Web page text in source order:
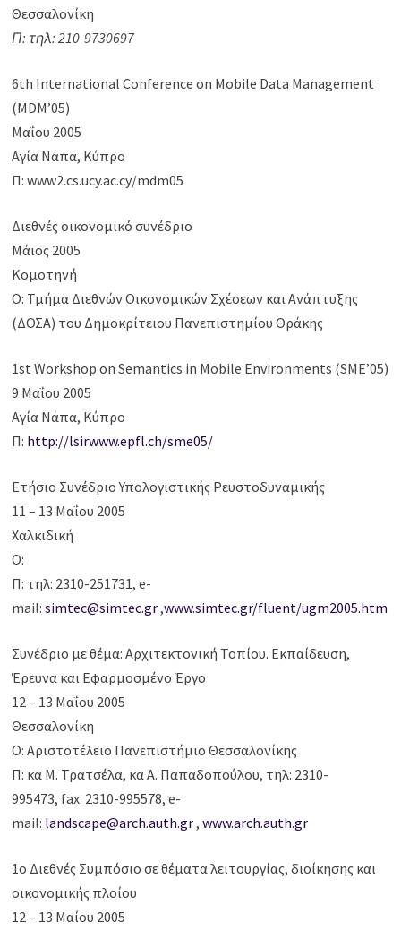
Θεσσαλονίκη
Π: τηλ: 210-9730697
6th International Conference on Mobile Data Management
(MDM’05)
Μαΐου 2005
Αγία Νάπα, Κύπρο
Π: www2.cs.ucy.ac.cy/mdm05
Διεθνές οικονομικό συνέδριο
Μάιος 2005
Κομοτηνή
Ο: Τμήμα Διεθνών Οικονομικών Σχέσεων και Ανάπτυξης
(ΔΟΣΑ) του Δημοκρίτειου Πανεπιστημίου Θράκης
1st Workshop on Semantics in Mobile Environments (SME’05)
9 Μαΐου 2005
Αγία Νάπα, Κύπρο
Π: http://lsirwww.epfl.ch/sme05/
Ετήσιο Συνέδριο Υπολογιστικής Ρευστοδυναμικής
11 – 13 Μαΐου 2005
Χαλκιδική
Ο:
Π: τηλ: 2310-251731, e-
mail:simtec@simtec.gr,www.simtec.gr/fluent/ugm2005.htm
Συνέδριο με θέμα: Αρχιτεκτονική Τοπίου. Εκπαίδευση,
Έρευνα και Εφαρμοσμένο Έργο
12 – 13 Μαΐου 2005
Θεσσαλονίκη
Ο: Αριστοτέλειο Πανεπιστήμιο Θεσσαλονίκης
Π: κα Μ. Τρατσέλα, κα Α. Παπαδοπούλου, τηλ: 2310-
995473, fax: 2310-995578, e-
mail: landscape@arch.auth.gr,www.arch.auth.gr
1ο Διεθνές Συμπόσιο σε θέματα λειτουργίας, διοίκησης και
οικονομικής πλοίου
12 – 13 Μαίου 2005